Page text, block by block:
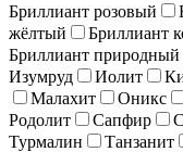
Бриллиант розовый
жёлтый
Бриллиант
Бриллиант природный
Изумруд
Иолит
Малахит
Оникс
Родолит
Сапфир
Турмалин
Танзанит